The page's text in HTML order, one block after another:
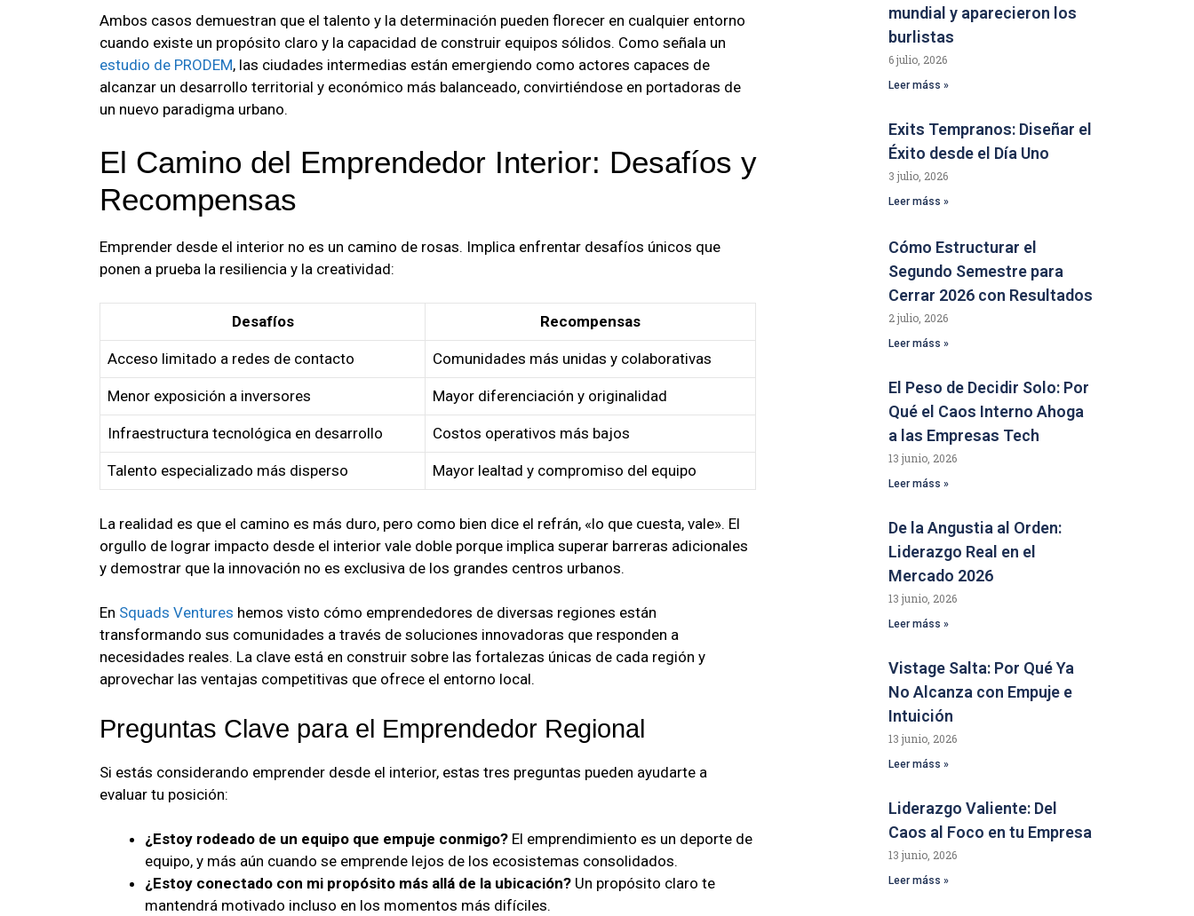
Ambos casos demuestran que el talento y la determinación pueden florecer en cualquier entorno
cuando existe un propósito claro y la capacidad de construir equipos sólidos. Como señala un
estudio de PRODEM, las ciudades intermedias están emergiendo como actores capaces de
alcanzar un desarrollo territorial y económico más balanceado, convirtiéndose en portadoras de
un nuevo paradigma urbano.
El Camino del Emprendedor Interior: Desafíos y
Recompensas
Emprender desde el interior no es un camino de rosas. Implica enfrentar desafíos únicos que
ponen a prueba la resiliencia y la creatividad:
Desafíos Recompensas
Acceso limitado a redes de contacto Comunidades más unidas y colaborativas
Menor exposición a inversores Mayor diferenciación y originalidad
Infraestructura tecnológica en desarrollo Costos operativos más bajos
Talento especializado más disperso Mayor lealtad y compromiso del equipo
La realidad es que el camino es más duro, pero como bien dice el refrán, «lo que cuesta, vale». El
orgullo de lograr impacto desde el interior vale doble porque implica superar barreras adicionales
y demostrar que la innovación no es exclusiva de los grandes centros urbanos.
En Squads Ventures hemos visto cómo emprendedores de diversas regiones están
transformando sus comunidades a través de soluciones innovadoras que responden a
necesidades reales. La clave está en construir sobre las fortalezas únicas de cada región y
aprovechar las ventajas competitivas que ofrece el entorno local.
Preguntas Clave para el Emprendedor Regional
Si estás considerando emprender desde el interior, estas tres preguntas pueden ayudarte a
evaluar tu posición:
¿Estoy rodeado de un equipo que empuje conmigo? El emprendimiento es un deporte de
equipo, y más aún cuando se emprende lejos de los ecosistemas consolidados.
¿Estoy conectado con mi propósito más allá de la ubicación? Un propósito claro te
mantendrá motivado incluso en los momentos más difíciles.
mundial y aparecieron los
burlistas
6 julio, 2026
Leer máss »
Exits Tempranos: Diseñar el
Éxito desde el Día Uno
3 julio, 2026
Leer máss »
Cómo Estructurar el
Segundo Semestre para
Cerrar 2026 con Resultados
2 julio, 2026
Leer máss »
El Peso de Decidir Solo: Por
Qué el Caos Interno Ahoga
a las Empresas Tech
13 junio, 2026
Leer máss »
De la Angustia al Orden:
Liderazgo Real en el
Mercado 2026
13 junio, 2026
Leer máss »
Vistage Salta: Por Qué Ya
No Alcanza con Empuje e
Intuición
13 junio, 2026
Leer máss »
Liderazgo Valiente: Del
Caos al Foco en tu Empresa
13 junio, 2026
Leer máss »